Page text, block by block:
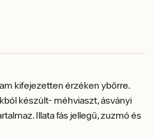
kifejezetten érzéken ybőrre.
készült- méhviaszt, ásványi
Illata fás jellegű, zuzmó és